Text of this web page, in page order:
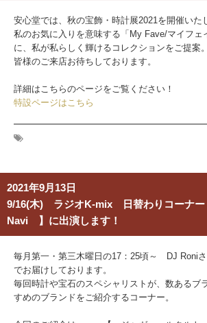
安心堂では、秋の宝飾・時計展2021を開催いた
私のお気に入りを意味する「My Fave/マイフェ
に、私が私らしく輝けるコレクションをご提案。
皆様のご来店お待ちしております。
詳細はこちらのページをご覧ください！
特設ページはこちら
2021年9月13日
9/16(木) ラジオK-mix 日替わりコーナ
Navi 】に出演します！
毎月第一・第三木曜日の17：25頃～ DJ Roni
でお届けしております。
毎回時計や宝石のスペシャリストが、数あるブ
すめのブランドをご紹介するコーナー。